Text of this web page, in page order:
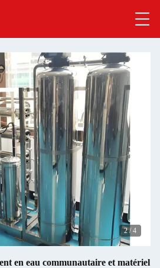
2/ 4
en eau communautaire et matériel